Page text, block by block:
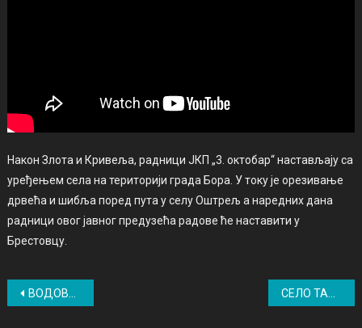
Након Злота и Кривеља, радници ЈКП „3. октобар“ настављају са
уређењем села на територији града Бора. У току је орезивање
дрвећа и шибља поред пута у селу Оштрељ а наредних дана
радници овог јавног предузећа радове ће наставити у
Брестовцу.
Post navigation
ВОДОВОД У ЗЛОТУ